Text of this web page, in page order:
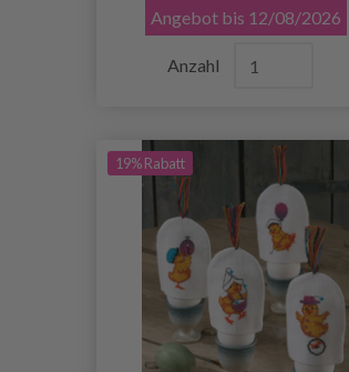
Angebot bis 12/08/2026
Anzahl
19% Rabatt